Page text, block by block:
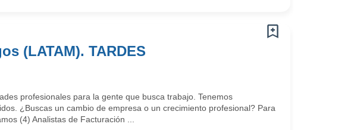
(LATAM). TARDES
profesionales para la gente que busca trabajo. Tenemos
¿Buscas un cambio de empresa o un crecimiento profesional? Para
(4) Analistas de Facturación ...